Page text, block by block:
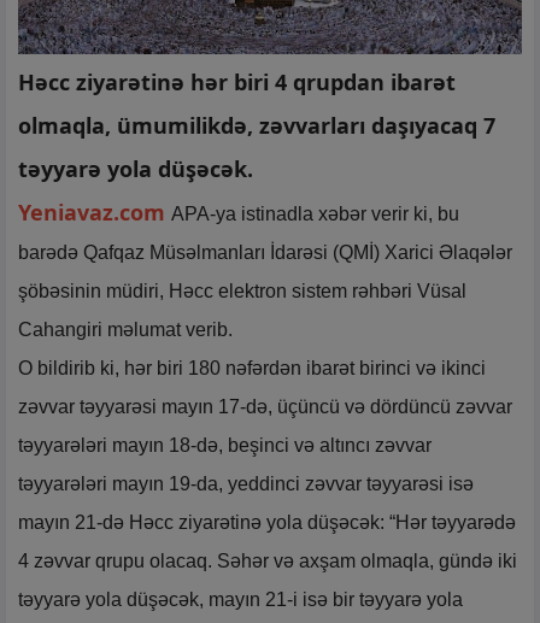
Həcc ziyarətinə hər biri 4 qrupdan ibarət
olmaqla, ümumilikdə, zəvvarları daşıyacaq 7
təyyarə yola düşəcək.
Yeniavaz.com APA-ya istinadla xəbər verir ki, bu
barədə Qafqaz Müsəlmanları İdarəsi (QMİ) Xarici Əlaqələr
şöbəsinin müdiri, Həcc elektron sistem rəhbəri Vüsal
Cahangiri məlumat verib.
O bildirib ki, hər biri 180 nəfərdən ibarət birinci və ikinci
zəvvar təyyarəsi mayın 17-də, üçüncü və dördüncü zəvvar
təyyarələri mayın 18-də, beşinci və altıncı zəvvar
təyyarələri mayın 19-da, yeddinci zəvvar təyyarəsi isə
mayın 21-də Həcc ziyarətinə yola düşəcək: “Hər təyyarədə
4 zəvvar qrupu olacaq. Səhər və axşam olmaqla, gündə iki
təyyarə yola düşəcək, mayın 21-i isə bir təyyarə yola